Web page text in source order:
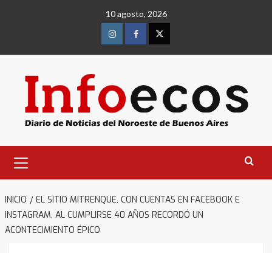
10 agosto, 2026
InstagramFacebookTwitter
primario
INICIO
EL SITIO MITRENQUE, CON CUENTAS EN FACEBOOK E
INSTAGRAM, AL CUMPLIRSE 40 AÑOS RECORDÓ UN
ACONTECIMIENTO ÉPICO